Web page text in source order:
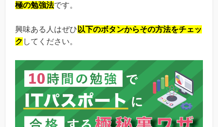
極の勉強法です。
興味ある人はぜひ 以下のボタンからその方法をチェッ
ク してください。